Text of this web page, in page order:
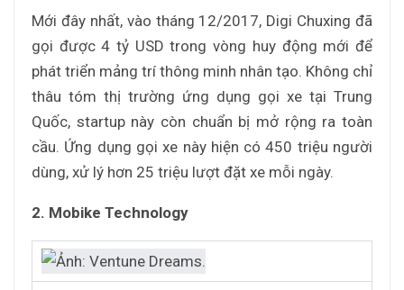
Mới đây nhất, vào tháng 12/2017, Digi Chuxing đã
gọi được 4 tỷ USD trong vòng huy động mới để
phát triển mảng trí thông minh nhân tạo. Không chỉ
thâu tóm thị trường ứng dụng gọi xe tại Trung
Quốc, startup này còn chuẩn bị mở rộng ra toàn
cầu. Ứng dụng gọi xe này hiện có 450 triệu người
dùng, xử lý hơn 25 triệu lượt đặt xe mỗi ngày.
2. Mobike Technology